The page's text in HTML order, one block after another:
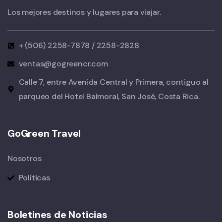
Los mejores destinos y lugares para viajar.
+ (506) 2258-7878 / 2258-2828
ventas@gogreencr.com
Calle 7, entre Avenida Central y Primera, contiguo al
parqueo del Hotel Balmoral, San José, Costa Rica.
GoGreen Travel
Nosotros
Políticas
Boletines de Noticias